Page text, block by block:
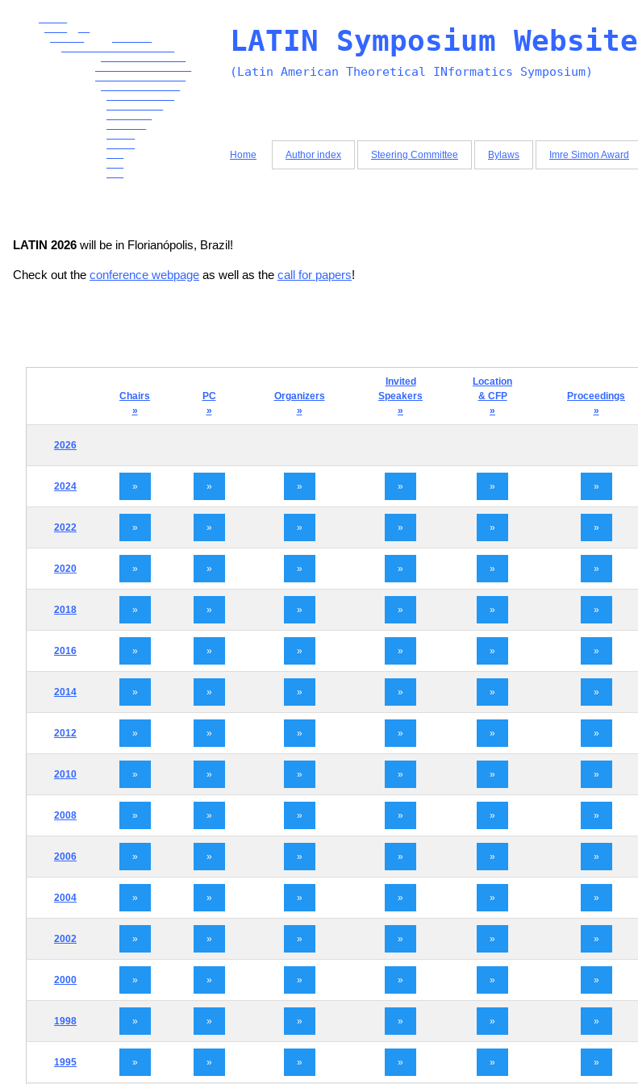
LATIN Symposium Website
(Latin American Theoretical INformatics Symposium)
Home Author index Steering Committee Bylaws Imre Simon Award
LATIN 2026 will be in Florianópolis, Brazil!
Check out the conference webpage as well as the call for papers!
Chairs
»
PC
»
Organizers
»
Invited
Speakers
»
Location
& CFP
»
Proceedings
»
2026
2024 » » » » » »
2022 » » » » » »
2020 » » » » » »
2018 » » » » » »
2016 » » » » » »
2014 » » » » » »
2012 » » » » » »
2010 » » » » » »
2008 » » » » » »
2006 » » » » » »
2004 » » » » » »
2002 » » » » » »
2000 » » » » » »
1998 » » » » » »
1995 » » » » » »